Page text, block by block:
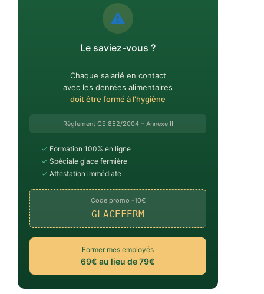
⚠️
Le saviez-vous ?
Chaque salarié en contact
avec les denrées alimentaires
doit être formé à l'hygiène
Règlement CE 852/2004 – Annexe II
✓ Formation 100% en ligne
✓ Spéciale glace fermière
✓ Attestation immédiate
Code promo -10€
GLACEFERM
Former mes employés
69€ au lieu de 79€